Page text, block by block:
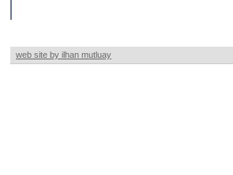
web site by ilhan mutluay